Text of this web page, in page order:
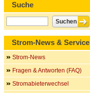
Suche
Strom-News & Service
Strom-News
Fragen & Antworten (FAQ)
Stromabieterwechsel